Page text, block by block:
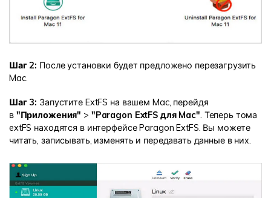
Шаг 2: После установки будет предложено перезагрузить
Mac.
Шаг 3: Запустите ExtFS на вашем Mac, перейдя
в "Приложения" > "Paragon ExtFS для Mac". Теперь тома
extFS находятся в интерфейсе Paragon ExtFS. Вы можете
читать, записывать, изменять и передавать данные в них.